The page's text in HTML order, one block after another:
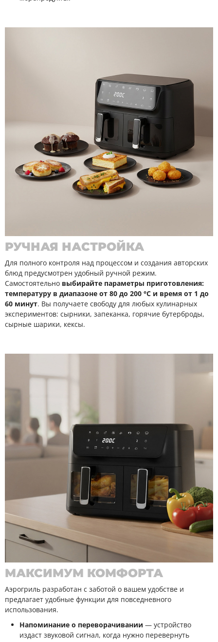
РУЧНАЯ НАСТРОЙКА
Для полного контроля над процессом и создания авторских
блюд предусмотрен удобный ручной режим.
Самостоятельно выбирайте параметры приготовления:
температуру в диапазоне от 80 до 200 °C и время от 1 до
60 минут. Вы получаете свободу для любых кулинарных
экспериментов: сырники, запеканка, горячие бутерброды,
сырные шарики, кексы.
МАКСИМУМ КОМФОРТА
Аэрогриль разработан с заботой о вашем удобстве и
предлагает удобные функции для повседневного
использования.
Напоминание о переворачивании — устройство
издаст звуковой сигнал, когда нужно перевернуть